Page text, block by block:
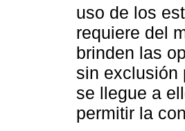
uso de los
requiere del
brinden las
sin exclusión
se llegue a
permitir la